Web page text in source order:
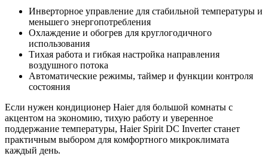
Инверторное управление для стабильной температуры и
меньшего энергопотребления
Охлаждение и обогрев для круглогодичного
использования
Тихая работа и гибкая настройка направления
воздушного потока
Автоматические режимы, таймер и функции контроля
состояния
Если нужен кондиционер Haier для большой комнаты с
акцентом на экономию, тихую работу и уверенное
поддержание температуры, Haier Spirit DC Inverter станет
практичным выбором для комфортного микроклимата
каждый день.